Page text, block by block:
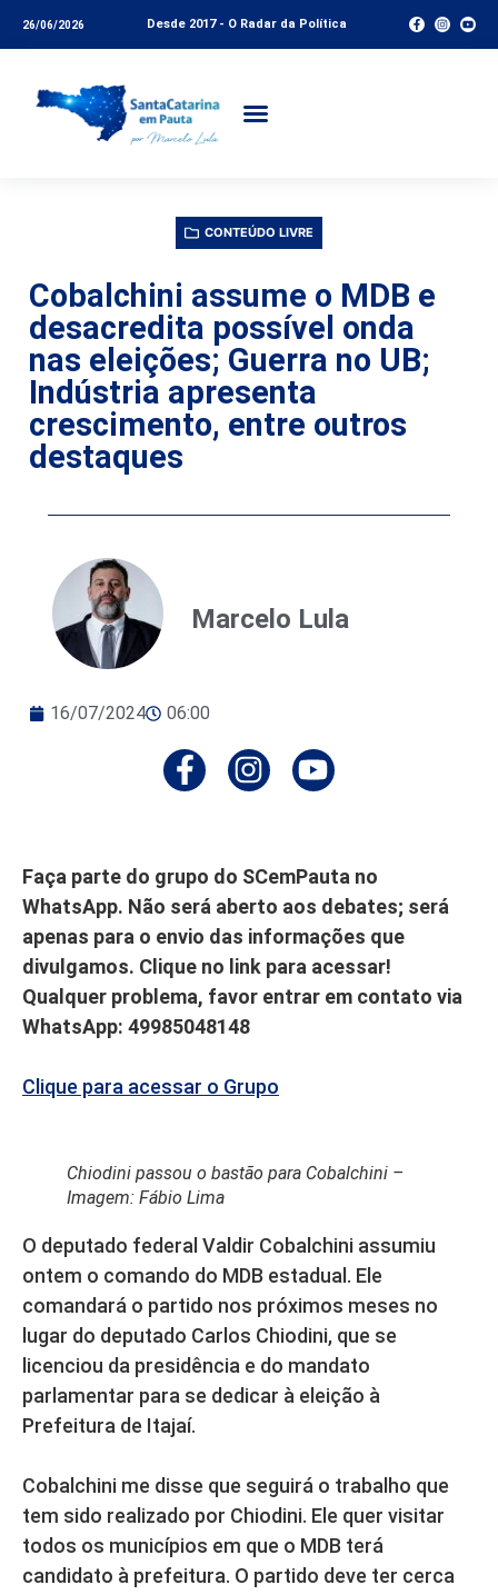
26/06/2026 Desde 2017 - O Radar da Política
CONTEÚDO LIVRE
Cobalchini assume o MDB e
desacredita possível onda
nas eleições; Guerra no UB;
Indústria apresenta
crescimento, entre outros
destaques
Marcelo Lula
16/07/2024 06:00
Faça parte do grupo do SCemPauta no
WhatsApp. Não será aberto aos debates; será
apenas para o envio das informações que
divulgamos. Clique no link para acessar!
Qualquer problema, favor entrar em contato via
WhatsApp: 49985048148
Clique para acessar o Grupo
Chiodini passou o bastão para Cobalchini –
Imagem: Fábio Lima
O deputado federal Valdir Cobalchini assumiu
ontem o comando do MDB estadual. Ele
comandará o partido nos próximos meses no
lugar do deputado Carlos Chiodini, que se
licenciou da presidência e do mandato
parlamentar para se dedicar à eleição à
Prefeitura de Itajaí.
Cobalchini me disse que seguirá o trabalho que
tem sido realizado por Chiodini. Ele quer visitar
todos os municípios em que o MDB terá
candidato à prefeitura. O partido deve ter cerca